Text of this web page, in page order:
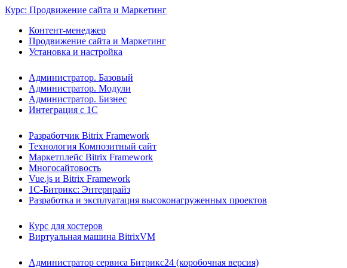
Курс: Продвижение сайта и Маркетинг
Контент-менеджер
Продвижение сайта и Маркетинг
Установка и настройка
Администратор. Базовый
Администратор. Модули
Администратор. Бизнес
Интеграция с 1С
Разработчик Bitrix Framework
Технология Композитный сайт
Маркетплейс Bitrix Framework
Многосайтовость
Vue.js и Bitrix Framework
1С-Битрикс: Энтерпрайз
Разработка и эксплуатация высоконагруженных проектов
Курс для хостеров
Виртуальная машина BitrixVM
Администратор сервиса Битрикс24 (коробочная версия)